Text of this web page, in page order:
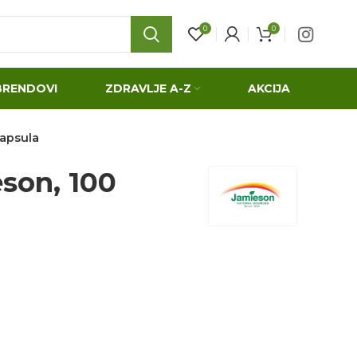
0 0
ZDRAVLJE A-Z AKCIJA
100